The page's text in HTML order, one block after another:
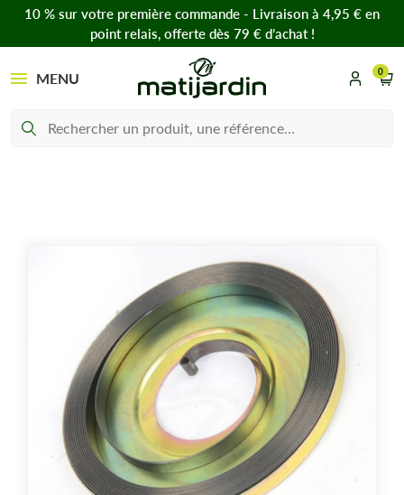
10 % sur votre première commande - Livraison à 4,95 € en
point relais, offerte dès 79 € d’achat !
MENU 0